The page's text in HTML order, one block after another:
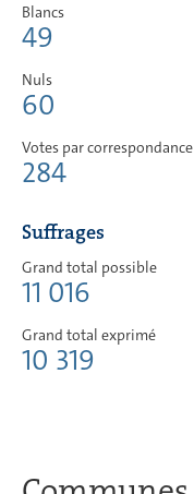
Blancs
49
Nuls
60
Votes par correspondance
284
Suffrages
Grand total possible
11 016
Grand total exprimé
10 319